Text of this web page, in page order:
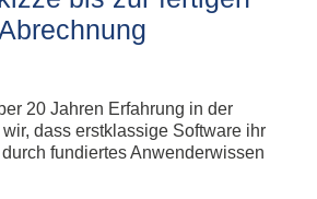
20 Jahren Erfahrung in der
dass erstklassige Software ihr
fundiertes Anwenderwissen